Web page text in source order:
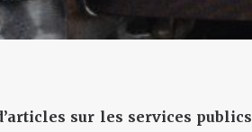
sur les services publics